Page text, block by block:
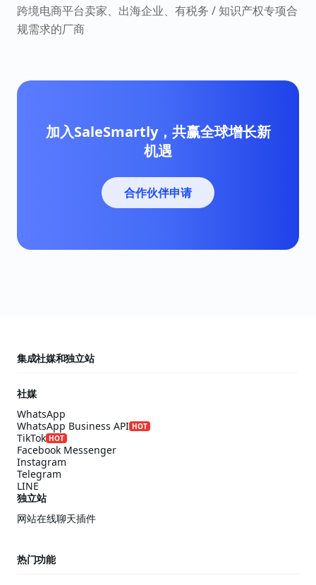
跨境电商平台卖家、出海企业、有税务 / 知识产权专项合
规需求的厂商
加入SaleSmartly，共赢全球增长新
机遇
合作伙伴申请
集成社媒和独立站
社媒
WhatsApp
WhatsApp Business API HOT
TikTok HOT
Facebook Messenger
Instagram
Telegram
LINE
独立站
网站在线聊天插件
热门功能